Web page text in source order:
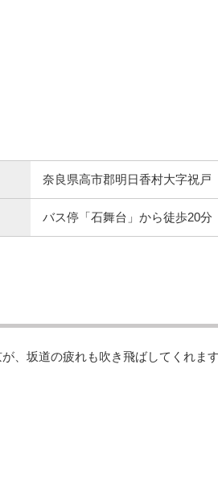
奈良県高市郡明日香村大字祝戸
バス停「石舞台」から徒歩20分
、坂道の疲れも吹き飛ばしてくれます